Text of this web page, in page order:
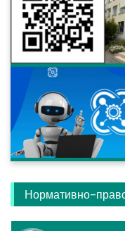
Нормативно-